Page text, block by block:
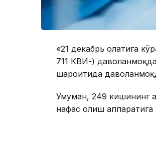
«21 декабрь ҳолатига
711 КВИ-)
шароитида
Умуман, 249 кишининг
нафас олиш аппаратига